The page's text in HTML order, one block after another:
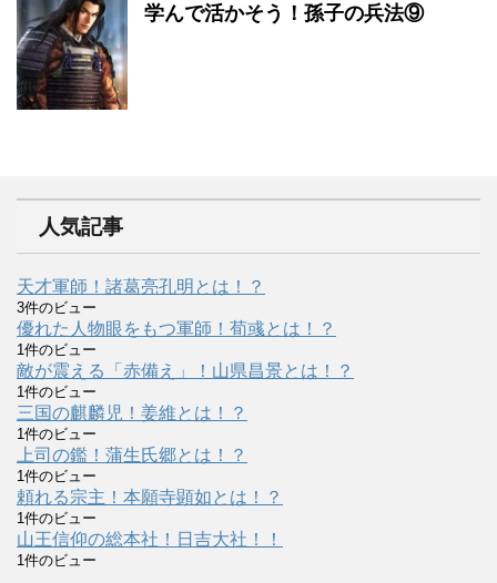
学んで活かそう！孫子の兵法⑨
人気記事
天才軍師！諸葛亮孔明とは！？
3件のビュー
優れた人物眼をもつ軍師！荀彧とは！？
1件のビュー
敵が震える「赤備え」！山県昌景とは！？
1件のビュー
三国の麒麟児！姜維とは！？
1件のビュー
上司の鑑！蒲生氏郷とは！？
1件のビュー
頼れる宗主！本願寺顕如とは！？
1件のビュー
山王信仰の総本社！日吉大社！！
1件のビュー